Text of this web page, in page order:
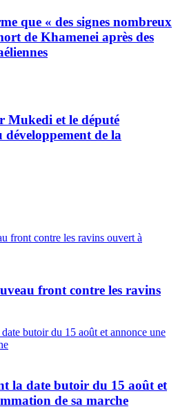
que « des signes nombreux
de Khamenei après des
Mukedi et le député
de la
front contre les ravins
la date butoir du 15 août et
de sa marche